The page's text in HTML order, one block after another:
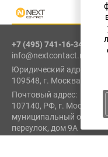
+7 (495) 741-16-34
info@nextcontact.ru
Юридический адрес:
109548, г. Москва, ул.
Почтовый адрес:
107140, РФ, г. Москва,
муниципальный округ
переулок, дом 9А